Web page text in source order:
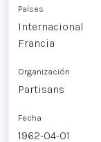
Países
Internacional
Francia
Organización
Partisans
Fecha
1962-04-01